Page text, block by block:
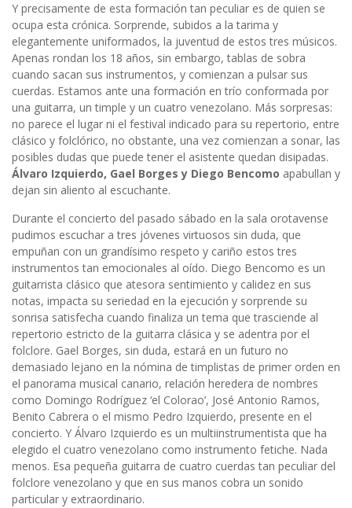
Y precisamente de esta formación tan peculiar es de quien se
ocupa esta crónica. Sorprende, subidos a la tarima y
elegantemente uniformados, la juventud de estos tres músicos.
Apenas rondan los 18 años, sin embargo, tablas de sobra
cuando sacan sus instrumentos, y comienzan a pulsar sus
cuerdas. Estamos ante una formación en trío conformada por
una guitarra, un timple y un cuatro venezolano. Más sorpresas:
no parece el lugar ni el festival indicado para su repertorio, entre
clásico y folclórico, no obstante, una vez comienzan a sonar, las
posibles dudas que puede tener el asistente quedan disipadas.
Álvaro Izquierdo, Gael Borges y Diego Bencomo apabullan y
dejan sin aliento al escuchante.
Durante el concierto del pasado sábado en la sala orotavense
pudimos escuchar a tres jóvenes virtuosos sin duda, que
empuñan con un grandísimo respeto y cariño estos tres
instrumentos tan emocionales al oído. Diego Bencomo es un
guitarrista clásico que atesora sentimiento y calidez en sus
notas, impacta su seriedad en la ejecución y sorprende su
sonrisa satisfecha cuando finaliza un tema que trasciende al
repertorio estricto de la guitarra clásica y se adentra por el
folclore. Gael Borges, sin duda, estará en un futuro no
demasiado lejano en la nómina de timplistas de primer orden en
el panorama musical canario, relación heredera de nombres
como Domingo Rodríguez ‘el Colorao’, José Antonio Ramos,
Benito Cabrera o el mismo Pedro Izquierdo, presente en el
concierto. Y Álvaro Izquierdo es un multiinstrumentista que ha
elegido el cuatro venezolano como instrumento fetiche. Nada
menos. Esa pequeña guitarra de cuatro cuerdas tan peculiar del
folclore venezolano y que en sus manos cobra un sonido
particular y extraordinario.